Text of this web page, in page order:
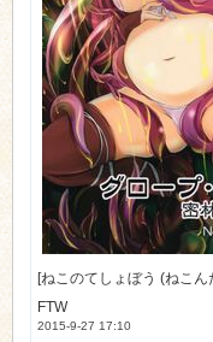
FTW
2015-9-27 17:10